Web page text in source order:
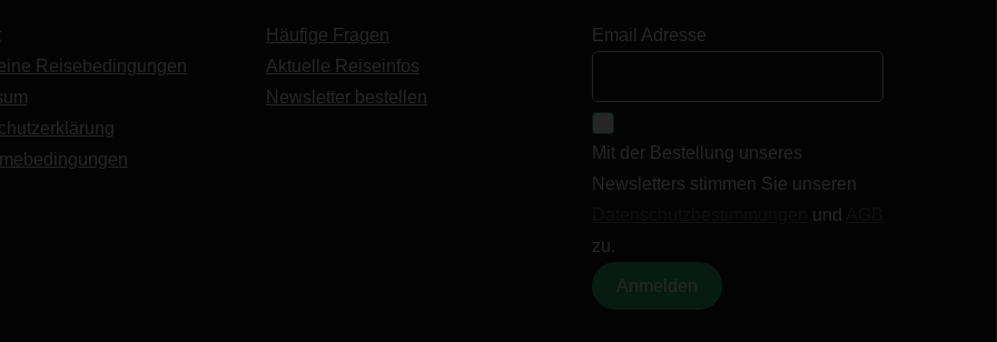
Reisebedingungen
Häufige Fragen
Aktuelle Reiseinfos
Newsletter bestellen
Email Adresse
Mit der Bestellung unseres
Newsletters stimmen Sie unseren
und
zu.